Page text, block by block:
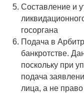
Составление и
госоргана
Подача в
банкротстве.
поскольку при
подача
лица, а не право